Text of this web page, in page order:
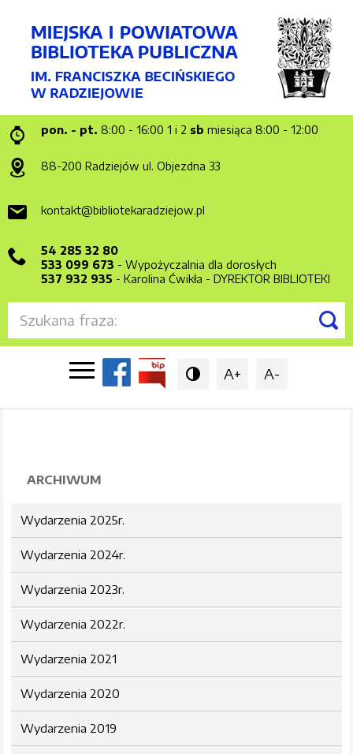
pon. - pt. 8:00 - 16:00 1 i 2 sb miesiąca 8:00 - 12:00
88-200 Radziejów ul. Objezdna 33
kontakt@bibliotekaradziejow.pl
54 285 32 80
533 099 673 - Wypożyczalnia dla dorosłych
537 932 935 - Karolina Ćwikła - DYREKTOR BIBLIOTEKI

 A+ A-
ARCHIWUM
Wydarzenia 2025r.
Wydarzenia 2024r.
Wydarzenia 2023r.
Wydarzenia 2022r.
Wydarzenia 2021
Wydarzenia 2020
Wydarzenia 2019